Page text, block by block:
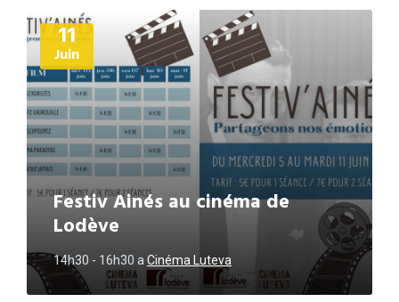
11
Juin
Festiv Ainés au cinéma de
Lodève
14h30 - 16h30 aCinéma Luteva
Plus
d'informations